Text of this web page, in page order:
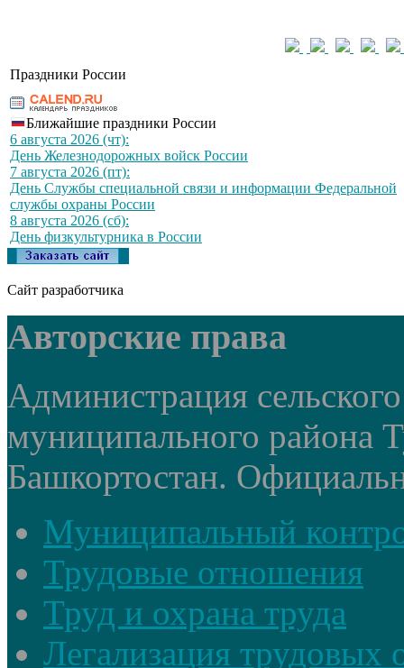
Праздники России
Ближайшие праздники России
6 августа 2026 (чт):
День Железнодорожных войск России
7 августа 2026 (пт):
День Службы специальной связи и информации Федеральной
службы охраны России
8 августа 2026 (сб):
День физкультурника в России
Сайт разработчика
Авторские права
Администрация
муниципального района
Башкортостан.
Муниципальный
Трудовые отношения
Труд и охрана труда
Легализация трудовых